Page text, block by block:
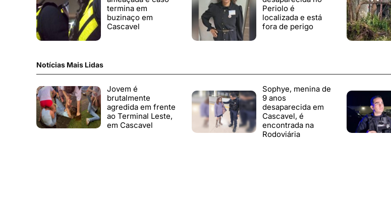
termina em
buzinaço em
Cascavel
Periolo é
localizada e está
fora de perigo
Notícias Mais Lidas
Jovem é
brutalmente
agredida em frente
ao Terminal Leste,
em Cascavel
Sophye, menina de
9 anos
desaparecida em
Cascavel, é
encontrada na
Rodoviária